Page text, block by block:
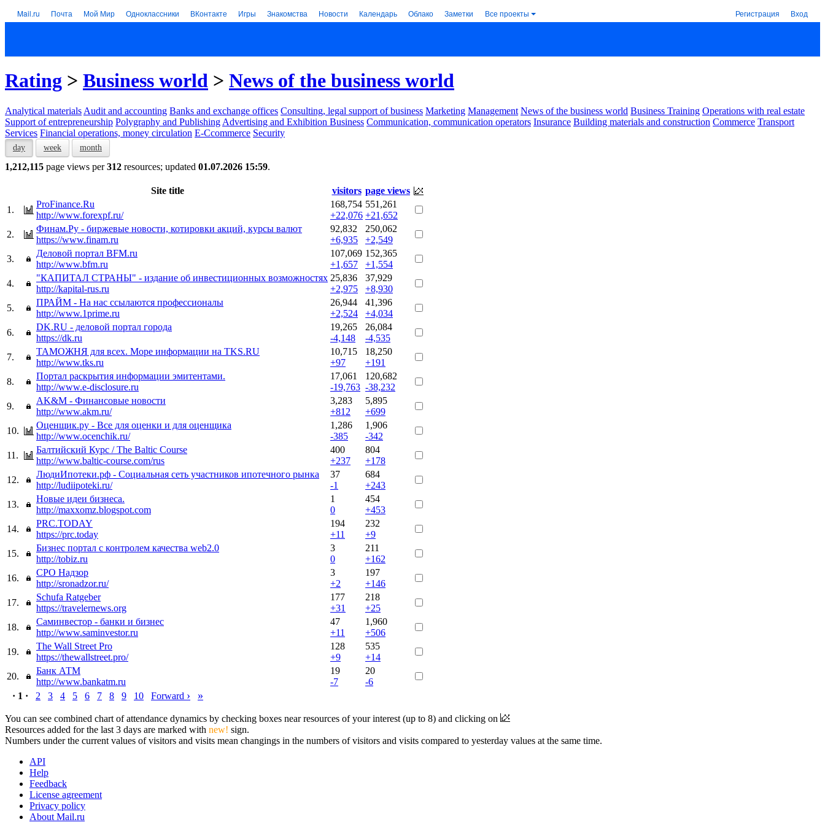
Mail.ru Почта Мой Мир Одноклассники ВКонтакте Игры Знакомства Новости Календарь Облако Заметки Все проекты Регистрация Вход
Rating > Business world > News of the business world
Analytical materials Audit and accounting Banks and exchange offices Consulting, legal support of business Marketing Management News of the business world Business Training Operations with real estate
Support of entrepreneurship Polygraphy and Publishing Advertising and Exhibition Business Communication, communication operators Insurance Building materials and construction Commerce Transport
Services Financial operations, money circulation E-Ccommerce Security
day week month
1,212,115 page views per312 resources; updated 01.07.2026 15:59.
Site title visitors page views
1.
ProFinance.Ru
http://www.forexpf.ru/
168,754
+22,076
551,261
+21,652
2.
Финам.Ру - биржевые новости, котировки акций, курсы валют
https://www.finam.ru
92,832
+6,935
250,062
+2,549
3.
Деловой портал BFM.ru
http://www.bfm.ru
107,069
+1,657
152,365
+1,554
4.
"КАПИТАЛ СТРАНЫ" - издание об инвестиционных возможностях
http://kapital-rus.ru
25,836
+2,975
37,929
+8,930
5.
ПРАЙМ - На нас ссылаются профессионалы
http://www.1prime.ru
26,944
+2,524
41,396
+4,034
6.
DK.RU - деловой портал города
https://dk.ru
19,265
-4,148
26,084
-4,535
7.
ТАМОЖНЯ для всех. Море информации на TKS.RU
http://www.tks.ru
10,715
+97
18,250
+191
8.
Портал раскрытия информации эмитентами.
http://www.e-disclosure.ru
17,061
-19,763
120,682
-38,232
9.
AK&M - Финансовые новости
http://www.akm.ru/
3,283
+812
5,895
+699
10.
Оценщик.ру - Все для оценки и для оценщика
http://www.ocenchik.ru/
1,286
-385
1,906
-342
11.
Балтийский Курс / The Baltic Course
http://www.baltic-course.com/rus
400
+237
804
+178
12.
ЛюдиИпотеки.рф - Социальная сеть участников ипотечного рынка
http://ludiipoteki.ru/
37
-1
684
+243
13.
Новые идеи бизнеса.
http://maxxomz.blogspot.com
1
0
454
+453
14.
PRC.TODAY
https://prc.today
194
+11
232
+9
15.
Бизнес портал с контролем качества web2.0
http://tobiz.ru
3
0
211
+162
16.
СРО Надзор
http://sronadzor.ru/
3
+2
197
+146
17.
Schufa Ratgeber
https://travelernews.org
177
+31
218
+25
18.
Саминвестор - банки и бизнес
http://www.saminvestor.ru
47
+11
1,960
+506
19.
The Wall Street Pro
https://thewallstreet.pro/
128
+9
535
+14
20.
Банк АТМ
http://www.bankatm.ru
19
-7
20
-6
· 1 ·
2 3 4 5 6 7 8 9 10 Forward › »
You can see combined chart of attendance dynamics by checking boxes near resources of your interest (up to 8) and clicking on
Resources added for the last 3 days are marked with new! sign.
Numbers under the current values of visitors and visits mean changings in the numbers of visitors and visits compared to yesterday values at the same time.
API
Help
Feedback
License agreement
Privacy policy
About Mail.ru